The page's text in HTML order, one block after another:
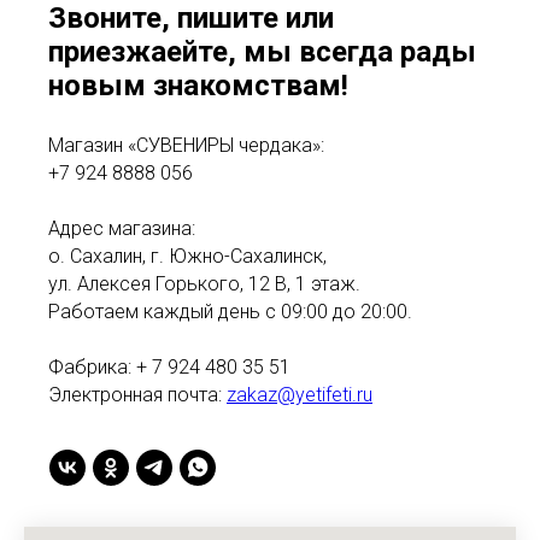
Звоните, пишите или
приезжаейте, мы всегда рады
новым знакомствам!
Магазин «СУВЕНИРЫ чердака»:
+7 924 8888 056
Адрес магазина:
о. Сахалин, г. Южно-Сахалинск,
ул. Алексея Горького, 12 В, 1 этаж.
Работаем каждый день с 09:00 до 20:00.
Фабрика: + 7 924 480 35 51
Электронная почта: zakaz@yetifeti.ru